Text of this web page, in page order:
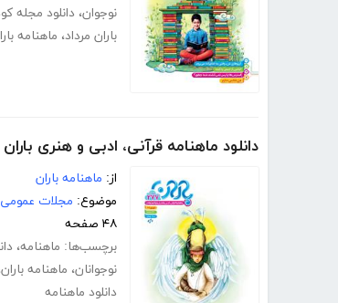
نوجوان، دانلود مجله
باران مرداد، ماهنامه
دانلود ماهنامه قرآنی، ادبی و هنری
از: ماهنامه باران
موضوع: مجلات عمومی
۴۸ صفحه
برچسب‌ها: ماهنامه،
نوجوانان، ماهنامه باران
دانلود ماهنامه